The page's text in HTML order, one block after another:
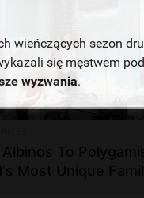
wieńczących sezon
się męstwem pod
wyzwania.
To